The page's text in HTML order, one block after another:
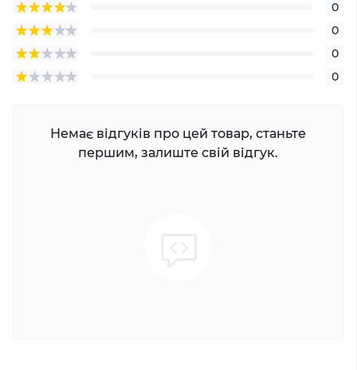
0
0
0
0
Немає відгуків про цей товар, станьте
першим, залиште свій відгук.